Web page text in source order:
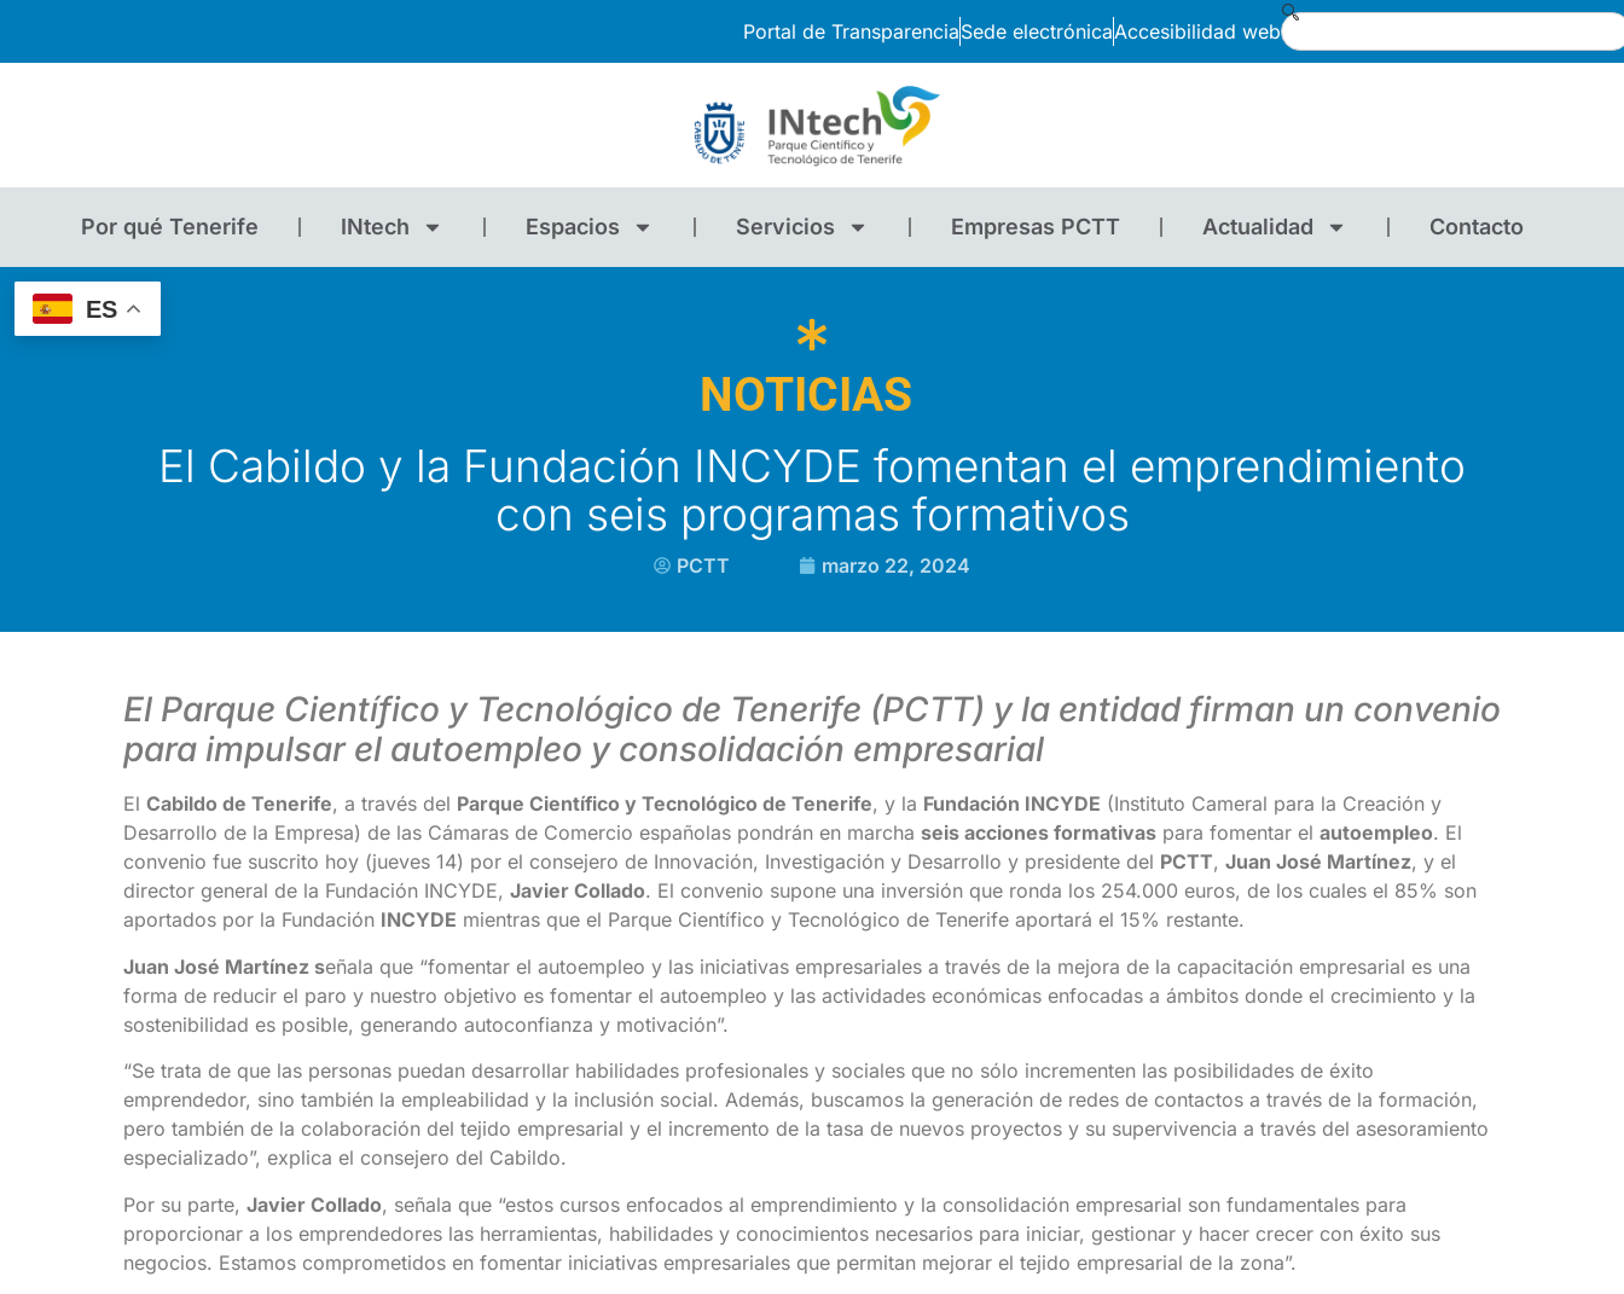
Portal de TransparenciaSede electrónicaAccesibilidad web
Por qué Tenerife INtech Espacios Servicios Empresas PCTT Actualidad Contacto
ES
NOTICIAS
El Cabildo y la Fundación INCYDE fomentan el emprendimiento
con seis programas formativos
PCTT marzo 22, 2024
El Parque Científico y Tecnológico de Tenerife (PCTT) y la entidad firman un convenio
para impulsar el autoempleo y consolidación empresarial
El Cabildo de Tenerife, a través del Parque Científico y Tecnológico de Tenerife, y la Fundación INCYDE (Instituto Cameral para la Creación y
Desarrollo de la Empresa) de las Cámaras de Comercio españolas pondrán en marcha seis acciones formativas para fomentar el autoempleo. El
convenio fue suscrito hoy (jueves 14) por el consejero de Innovación, Investigación y Desarrollo y presidente del PCTT, Juan José Martínez, y el
director general de la Fundación INCYDE, Javier Collado. El convenio supone una inversión que ronda los 254.000 euros, de los cuales el 85% son
aportados por la Fundación INCYDE mientras que el Parque Científico y Tecnológico de Tenerife aportará el 15% restante.
Juan José Martínez señala que “fomentar el autoempleo y las iniciativas empresariales a través de la mejora de la capacitación empresarial es una
forma de reducir el paro y nuestro objetivo es fomentar el autoempleo y las actividades económicas enfocadas a ámbitos donde el crecimiento y la
sostenibilidad es posible, generando autoconfianza y motivación”.
“Se trata de que las personas puedan desarrollar habilidades profesionales y sociales que no sólo incrementen las posibilidades de éxito
emprendedor, sino también la empleabilidad y la inclusión social. Además, buscamos la generación de redes de contactos a través de la formación,
pero también de la colaboración del tejido empresarial y el incremento de la tasa de nuevos proyectos y su supervivencia a través del asesoramiento
especializado”, explica el consejero del Cabildo.
Por su parte, Javier Collado, señala que “estos cursos enfocados al emprendimiento y la consolidación empresarial son fundamentales para
proporcionar a los emprendedores las herramientas, habilidades y conocimientos necesarios para iniciar, gestionar y hacer crecer con éxito sus
negocios. Estamos comprometidos en fomentar iniciativas empresariales que permitan mejorar el tejido empresarial de la zona”.